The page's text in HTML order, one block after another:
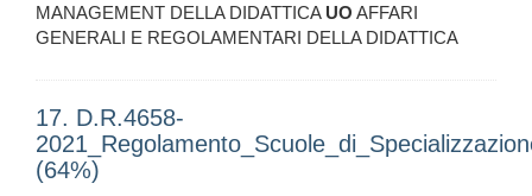
MANAGEMENT DELLA DIDATTICA UO AFFARI
GENERALI E REGOLAMENTARI DELLA DIDATTICA
17. D.R.4658-
(64%)